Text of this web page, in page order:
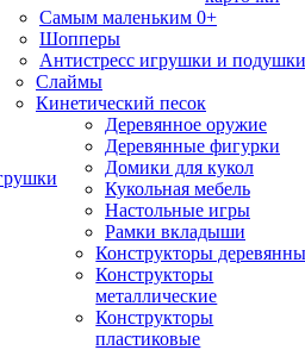
Самым маленьким 0+
Шопперы
Антистресс игрушки и подушки
Слаймы
Кинетический песок
Деревянное оружие
Деревянные фигурки
Домики для кукол
Кукольная мебель
Настольные игры
Рамки вкладыши
Конструкторы
Конструкторы
металлические
Конструкторы
пластиковые